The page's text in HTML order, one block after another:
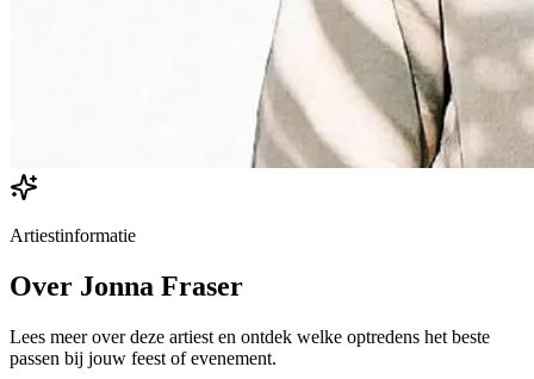
Artiestinformatie
Over Jonna Fraser
Lees meer over deze artiest en ontdek welke optredens het beste
passen bij jouw feest of evenement.